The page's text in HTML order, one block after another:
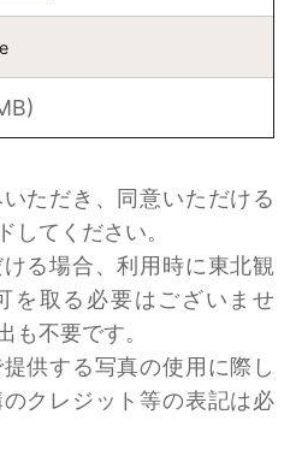
ただき、同意いただける
してください。
る場合、利用時に東北観
を取る必要はございませ
も不要です。
供する写真の使用に際し
クレジット等の表記は必